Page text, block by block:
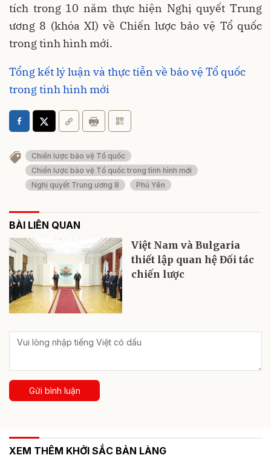
tích trong 10 năm thực hiện Nghị quyết Trung
ương 8 (khóa XI) về Chiến lược bảo vệ Tổ quốc
trong tình hình mới.
Tổng kết lý luận và thực tiễn về bảo vệ Tổ quốc
trong tình hình mới
Chiến lược bảo vệ Tổ quốc
Chiến lược bảo vệ Tổ quốc trong tình hình mới
Nghị quyết Trung ương 8
Phú Yên
BÀI LIÊN QUAN
Việt Nam và Bulgaria
thiết lập quan hệ Đối tác
chiến lược
Gửi bình luận
XEM THÊM KHỞI SẮC BẢN LÀNG